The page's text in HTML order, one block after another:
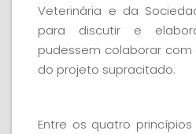
Veterinária e da
para discutir e
pudessem colaborar com
do projeto supracitado.
Entre os quatro